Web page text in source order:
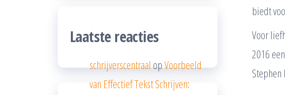
biedt
Voor
2016
Laatste reacties
schrijverscentraalopVoorbeeld
van Effectief Tekst Schrijven: